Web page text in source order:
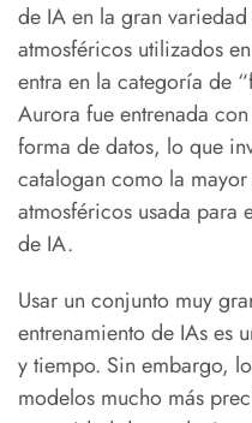
de IA en la gran
atmosféricos utilizados
entra en la categoría de
Aurora fue entrenada
forma de datos, lo que
catalogan como la
atmosféricos usada para
de IA.
Usar un conjunto muy
entrenamiento de IAs es
y tiempo. Sin embargo,
modelos mucho más